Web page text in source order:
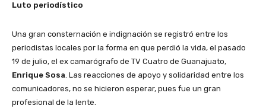
Luto periodístico
Una gran consternación e indignación se registró entre los
periodistas locales por la forma en que perdió la vida, el pasado
19 de julio, el ex camarógrafo de TV Cuatro de Guanajuato,
Enrique Sosa. Las reacciones de apoyo y solidaridad entre los
comunicadores, no se hicieron esperar, pues fue un gran
profesional de la lente.